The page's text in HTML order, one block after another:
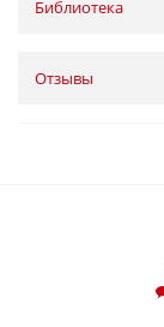
Библиотека
Отзывы